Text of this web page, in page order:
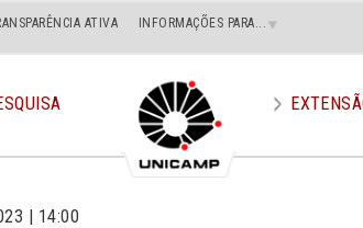
ATIVA INFORMAÇÕES PARA...
| 14:00